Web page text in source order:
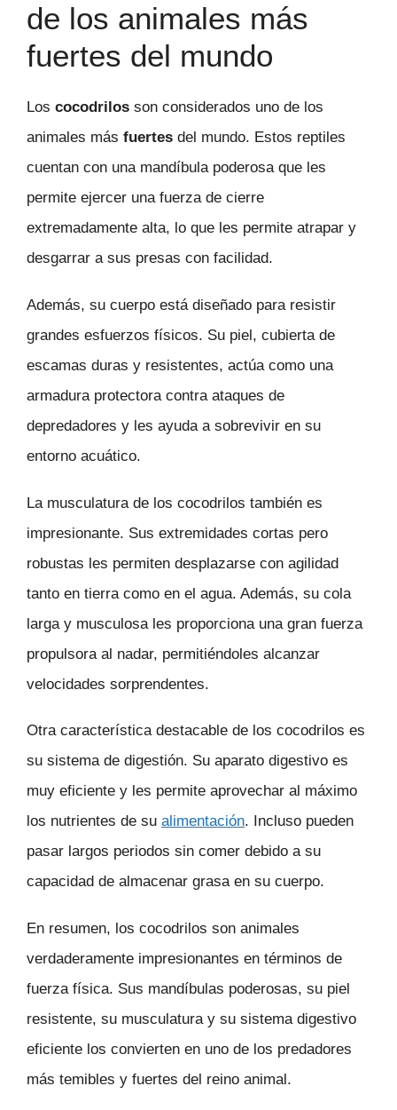
de los animales más
fuertes del mundo
Los cocodrilos son considerados uno de los
animales más fuertes del mundo. Estos reptiles
cuentan con una mandíbula poderosa que les
permite ejercer una fuerza de cierre
extremadamente alta, lo que les permite atrapar y
desgarrar a sus presas con facilidad.
Además, su cuerpo está diseñado para resistir
grandes esfuerzos físicos. Su piel, cubierta de
escamas duras y resistentes, actúa como una
armadura protectora contra ataques de
depredadores y les ayuda a sobrevivir en su
entorno acuático.
La musculatura de los cocodrilos también es
impresionante. Sus extremidades cortas pero
robustas les permiten desplazarse con agilidad
tanto en tierra como en el agua. Además, su cola
larga y musculosa les proporciona una gran fuerza
propulsora al nadar, permitiéndoles alcanzar
velocidades sorprendentes.
Otra característica destacable de los cocodrilos es
su sistema de digestión. Su aparato digestivo es
muy eficiente y les permite aprovechar al máximo
los nutrientes de su alimentación. Incluso pueden
pasar largos periodos sin comer debido a su
capacidad de almacenar grasa en su cuerpo.
En resumen, los cocodrilos son animales
verdaderamente impresionantes en términos de
fuerza física. Sus mandíbulas poderosas, su piel
resistente, su musculatura y su sistema digestivo
eficiente los convierten en uno de los predadores
más temibles y fuertes del reino animal.